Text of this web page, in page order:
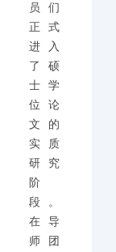
员们
正式
进入
了硕
士学
位论
文的
实质
研究
阶
段。
在导
师团